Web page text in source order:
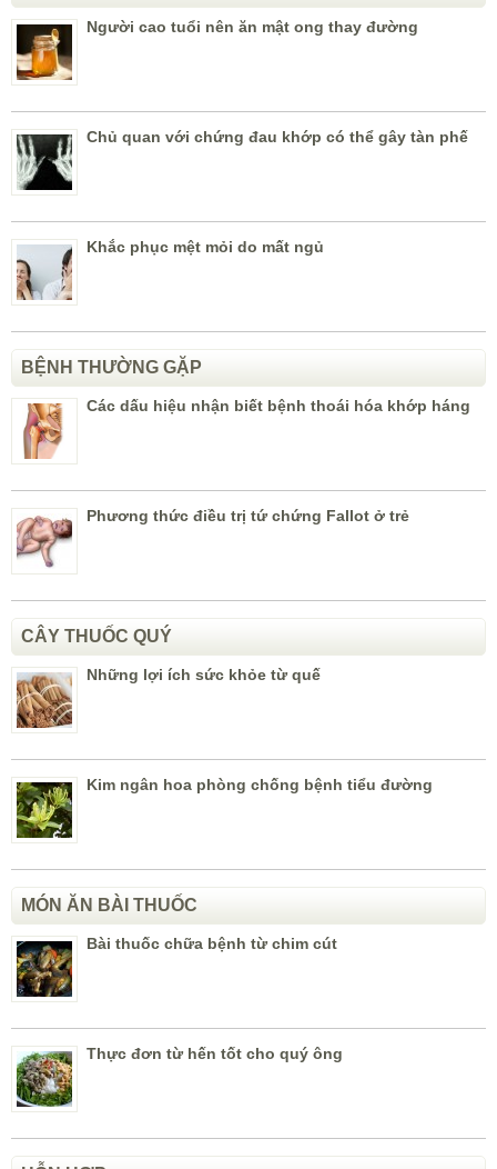
Người cao tuổi nên ăn mật ong thay đường
Chủ quan với chứng đau khớp có thể gây tàn phế
Khắc phục mệt mỏi do mất ngủ
BỆNH THƯỜNG GẶP
Các dấu hiệu nhận biết bệnh thoái hóa khớp háng
Phương thức điều trị tứ chứng Fallot ở trẻ
CÂY THUỐC QUÝ
Những lợi ích sức khỏe từ quế
Kim ngân hoa phòng chống bệnh tiểu đường
MÓN ĂN BÀI THUỐC
Bài thuốc chữa bệnh từ chim cút
Thực đơn từ hến tốt cho quý ông